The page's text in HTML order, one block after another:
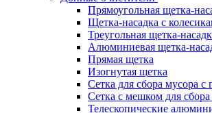
Прямоугольная щетка-
Щетка-насадка с
Треугольная щетка-
Алюминиевая щетка-
Прямая щетка
Изогнутая щетка
Сетка для сбора мусора с
Сетка с мешком для
Телескопические